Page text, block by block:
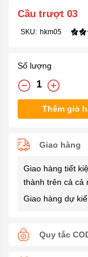
Cầu trượt 03
SKU: hkm05
Số lượng
Thêm giỏ
Giao hàng
Giao hàng tiết
thành trên cả cả
Giao hàng dự
Quy tắc